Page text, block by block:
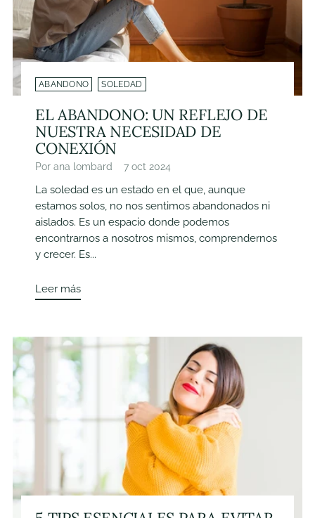
ABANDONO SOLEDAD
EL ABANDONO: UN REFLEJO DE
NUESTRA NECESIDAD DE
CONEXIÓN
Por ana lombard 7 oct 2024
La soledad es un estado en el que, aunque
estamos solos, no nos sentimos abandonados ni
aislados. Es un espacio donde podemos
encontrarnos a nosotros mismos, comprendernos
y crecer. Es...
Leer más